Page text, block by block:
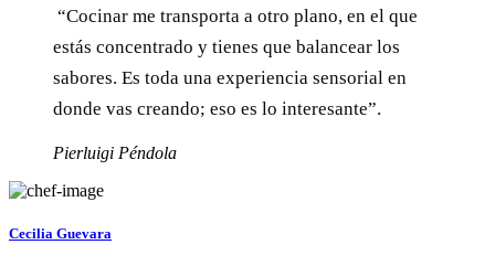
“Cocinar me transporta a otro plano, en el que
estás concentrado y tienes que balancear los
sabores. Es toda una experiencia sensorial en
donde vas creando; eso es lo interesante”.
Pierluigi Péndola
Cecilia Guevara